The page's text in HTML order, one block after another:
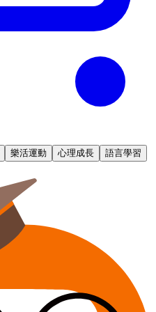
樂活運動 心理成長
語言學習